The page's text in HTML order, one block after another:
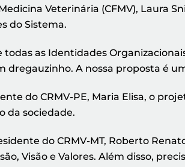
Veterinária (CFMV), Laura
do Sistema.
todas as Identidades
dregauzinho. A nossa proposta é
do CRMV-PE, Maria Elisa, o
da sociedade.
do CRMV-MT, Roberto
Visão e Valores. Além disso,